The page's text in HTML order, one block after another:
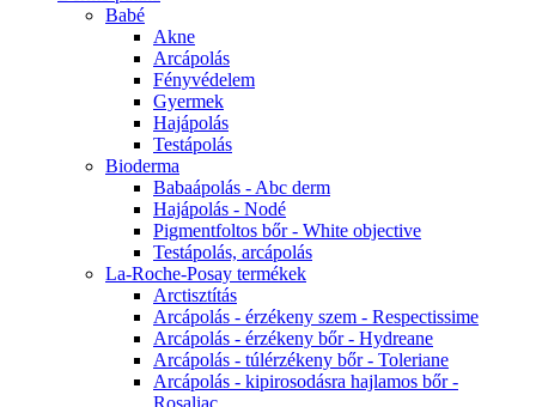
Babé
Akne
Arcápolás
Fényvédelem
Gyermek
Hajápolás
Testápolás
Bioderma
Babaápolás - Abc derm
Hajápolás - Nodé
Pigmentfoltos bőr - White objective
Testápolás, arcápolás
La-Roche-Posay termékek
Arctisztítás
Arcápolás - érzékeny szem - Respectissime
Arcápolás - érzékeny bőr - Hydreane
Arcápolás - túlérzékeny bőr - Toleriane
Arcápolás - kipirosodásra hajlamos bőr -
Rosaliac